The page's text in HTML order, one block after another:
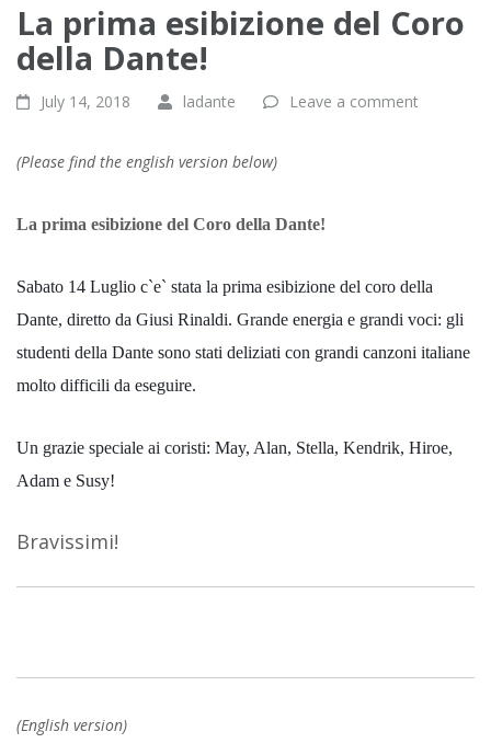
La prima esibizione del Coro
della Dante!
July 14, 2018 ladante Leave a comment
(Please find the english version below)
La prima esibizione del Coro della Dante!
Sabato 14 Luglio c`e` stata la prima esibizione del coro della
Dante, diretto da Giusi Rinaldi. Grande energia e grandi voci: gli
studenti della Dante sono stati deliziati con grandi canzoni italiane
molto difficili da eseguire.
Un grazie speciale ai coristi: May, Alan, Stella, Kendrik, Hiroe,
Adam e Susy!
Bravissimi!
(English version)